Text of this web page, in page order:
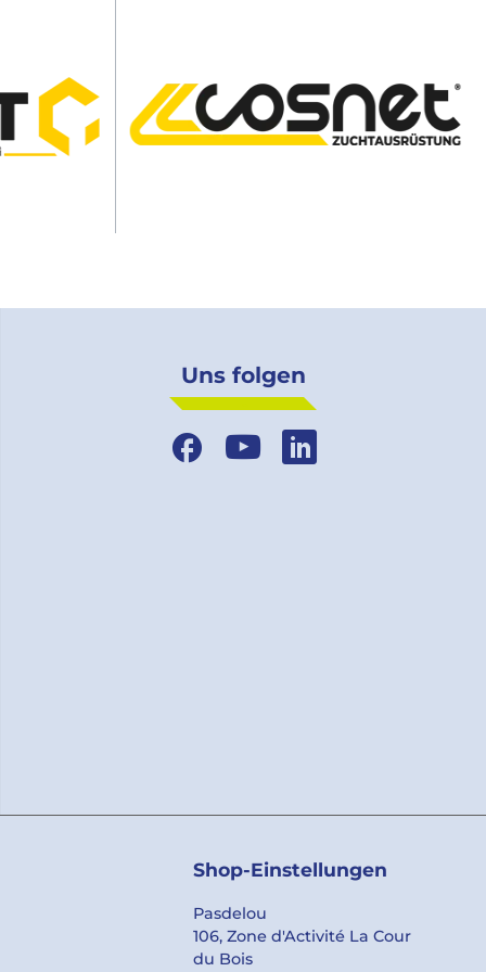
Uns folgen
Shop-Einstellungen
Pasdelou
106, Zone d'Activité La Cour
du Bois